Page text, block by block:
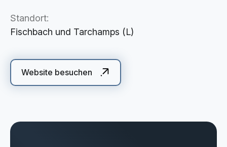
CMS - Content Management System
Cloud Services
Standort:
Fischbach und Tarchamps (L)
Website besuchen